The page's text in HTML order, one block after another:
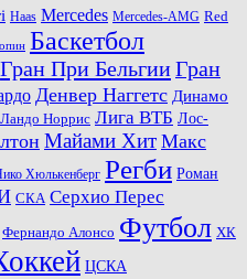
Haas Mercedes Mercedes-AMG Red
Баскетбол
Гран При БельгииГран
Денвер Наггетс Динамо
Ландо Норрис Лига ВТБ Лос-
Майами Хит Макс
Хюлькенберг Регби Роман
СКА Серхио Перес
Фернандо Алонсо Футбол ХК
ЦСКА